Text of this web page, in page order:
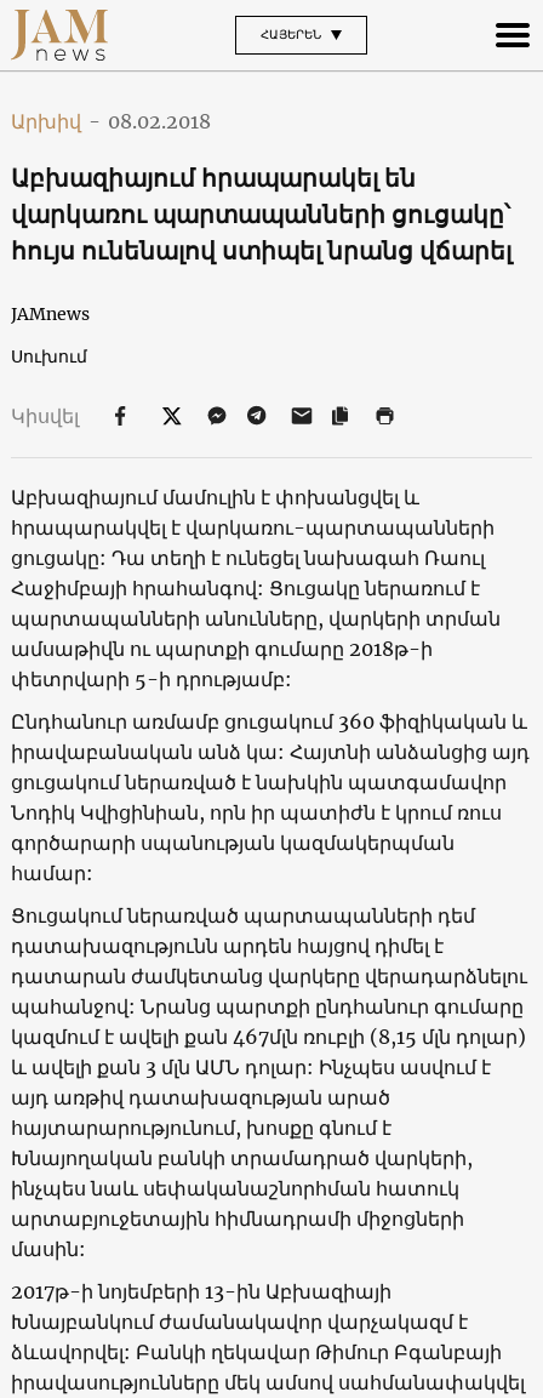
ՀԱՅԵՐԵՆ
Արխիվ - 08.02.2018
Աբխազիայում հրապարակել են
վարկառու պարտապանների ցուցակը՝
հույս ունենալով ստիպել նրանց վճարել
JAMnews
Սուխում
Կիսվել
Աբխազիայում մամուլին է փոխանցվել և
հրապարակվել է վարկառու-պարտապանների
ցուցակը: Դա տեղի է ունեցել նախագահ Ռաուլ
Հաջիմբայի հրահանգով: Ցուցակը ներառում է
պարտապանների անունները, վարկերի տրման
ամսաթիվն ու պարտքի գումարը 2018թ-ի
փետրվարի 5-ի դրությամբ:
Ընդհանուր առմամբ ցուցակում 360 ֆիզիկական և
իրավաբանական անձ կա: Հայտնի անձանցից այդ
ցուցակում ներառված է նախկին պատգամավոր
Նոդիկ Կվիցինիան, որն իր պատիժն է կրում ռուս
գործարարի սպանության կազմակերպման
համար:
Ցուցակում ներառված պարտապանների դեմ
դատախազությունն արդեն հայցով դիմել է
դատարան ժամկետանց վարկերը վերադարձնելու
պահանջով: Նրանց պարտքի ընդհանուր գումարը
կազմում է ավելի քան 467մլն ռուբլի (8,15 մլն դոլար)
և ավելի քան 3 մլն ԱՄՆ դոլար: Ինչպես ասվում է
այդ առթիվ դատախազության արած
հայտարարությունում, խոսքը գնում է
Խնայողական բանկի տրամադրած վարկերի,
ինչպես նաև սեփականաշնորհման հատուկ
արտաբյուջետային հիմնադրամի միջոցների
մասին:
2017թ-ի նոյեմբերի 13-ին Աբխազիայի
Խնայբանկում ժամանակավոր վարչակազմ է
ձևավորվել: Բանկի ղեկավար Թիմուր Բգանբայի
իրավասությունները մեկ ամսով սահմանափակվել